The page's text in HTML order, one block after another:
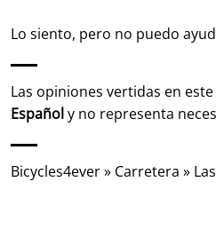
Lo siento, pero no puedo
Las opiniones vertidas en
Españoly no representa
Bicycles4ever» Carretera »